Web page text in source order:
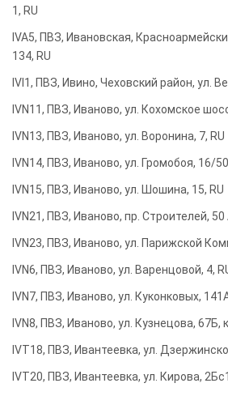
1, RU
IVA5, ПВЗ, Ивановская,
134, RU
IVI1, ПВЗ, Ивино, Чеховский район, ул.
IVN11, ПВЗ, Иваново, ул. Кохомское
IVN13, ПВЗ, Иваново, ул. Воронина, 7, RU
IVN14, ПВЗ, Иваново, ул. Громобоя, 16/
IVN15, ПВЗ, Иваново, ул. Шошина, 15, RU
IVN21, ПВЗ, Иваново, пр. Строителей, 50
IVN23, ПВЗ, Иваново, ул. Парижской
IVN6, ПВЗ, Иваново, ул. Варенцовой, 4,
IVN7, ПВЗ, Иваново, ул. Куконковых,
IVN8, ПВЗ, Иваново, ул. Кузнецова, 67Б,
IVT18, ПВЗ, Ивантеевка, ул.
IVT20, ПВЗ, Ивантеевка, ул. Кирова,